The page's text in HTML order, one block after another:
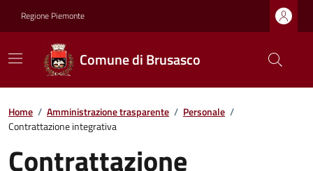
Regione Piemonte
Comune di Brusasco
Home / Amministrazione trasparente / Personale /
Contrattazione integrativa
Contrattazione